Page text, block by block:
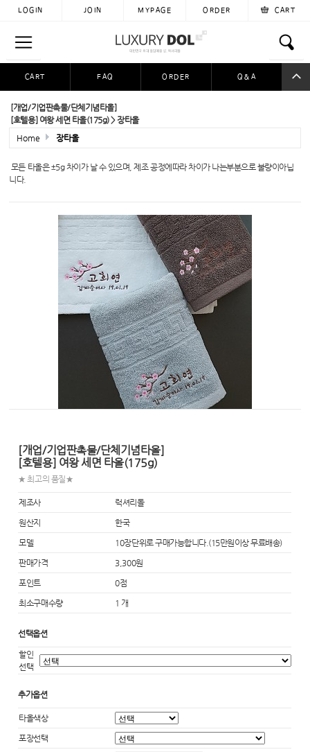
LOGIN JOIN MYPAGE ORDER CART
CART FAQ ORDER Q&A
공동구매 이용후기
[개업/기업판촉물/단체기념타올]
[호텔용] 여왕 세면 타올(175g) > 장타올
Home
장타올
모든 타올은±​5g 차이가 날 수 있으며, 제조 공정에따라 차이가 나는부분으로 불량이아닙
니다.
[개업/기업판촉물/단체기념타올]
[호텔용] 여왕 세면 타올(175g)
★ 최고의 품질★
제조사 럭셔리돌
원산지 한국
모델 10장단위로 구매가능합니다.(15만원이상 무료배송)
판매가격 3,300원
포인트 0점
최소구매수량 1 개
선택옵션
할인
선택
추가옵션
타올색상
포장선택